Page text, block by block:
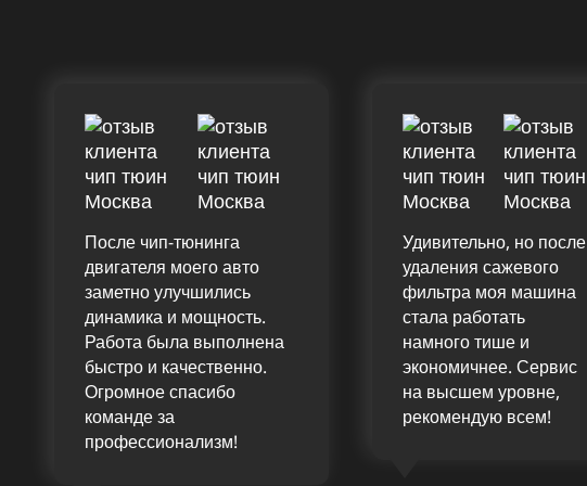
После чип-тюнинга
двигателя моего авто
заметно улучшились
динамика и мощность.
Работа была выполнена
быстро и качественно.
Огромное спасибо
команде за
профессионализм!
Удивительно, но после
удаления сажевого
фильтра моя машина
стала работать
намного тише и
экономичнее. Сервис
на высшем уровне,
рекомендую всем!